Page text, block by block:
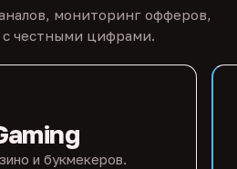
мониторинг офферов,
с честными цифрами.
и букмекеров.